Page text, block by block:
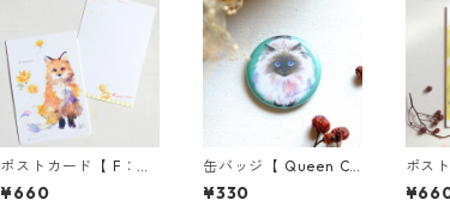
ポストカード【 F：キ
ツネとミモザ 】／3枚
セット★組み合わせ自
¥660
缶バッジ【 Queen Ca
t 】_マットタイプ
¥330
ポス
冠の
境対